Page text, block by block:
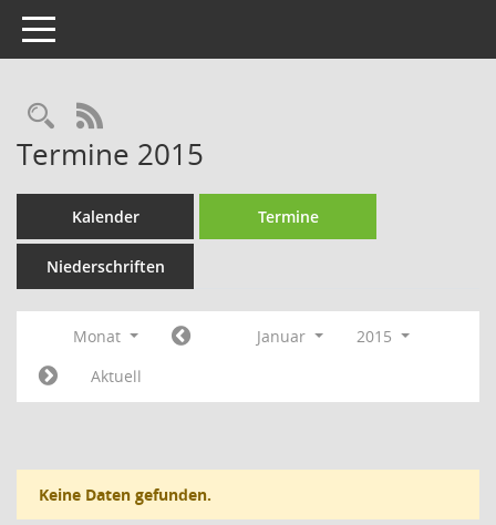
Toggle navigation
Rechercheauswahl
RSS-Feed
Termine 2015
Kalender Termine
Niederschriften
Monat Januar
2015
Aktuell
Keine Daten gefunden.